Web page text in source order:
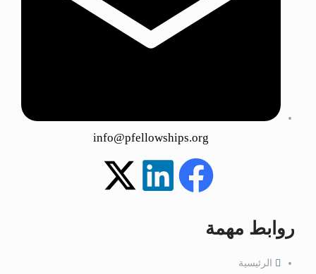
info@pfellowships.org
روابط مهمة
الرئيسية